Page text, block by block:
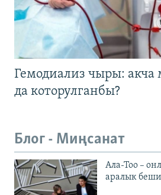
Гемодиализ чыры: акча
да которулганбы?
Блог - Миңсанат
Ала-Тоо –
аралык